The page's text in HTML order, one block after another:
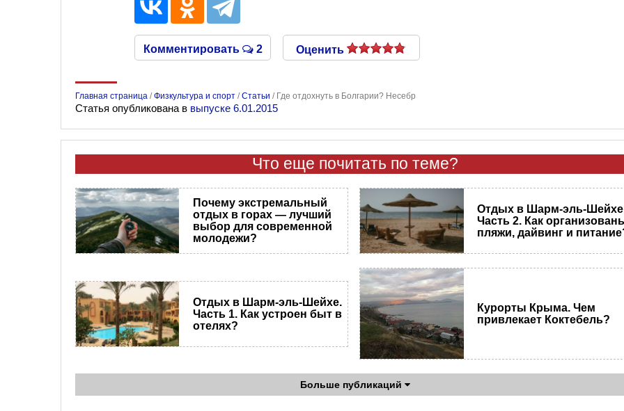
Комментировать 2 Оценить
Главная страница /Физкультура и спорт /Статьи / Где отдохнуть в Болгарии? Несебр
Статья опубликована в выпуске 6.01.2015
Что еще почитать по теме?
Почему экстремальный
отдых в горах — лучший
выбор для современной
молодежи?
Отдых в Шарм-эль-
Часть 2. Как
пляжи, дайвинг и
Отдых в Шарм-эль-Шейхе.
Часть 1. Как устроен быт в
отелях?
Курорты Крыма. Чем
привлекает Коктебель?
Больше публикаций